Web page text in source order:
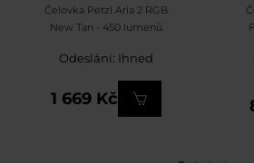
Čelovka Petzl Aria 2 RGB
New Tan - 450 lumenů
Odeslání: Ihned
1 669 Kč